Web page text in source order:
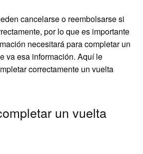
cancelarse o reembolsarse si
por lo que es importante
necesitará para completar un
va esa información. Aquí le
correctamente un vuelta
un vuelta